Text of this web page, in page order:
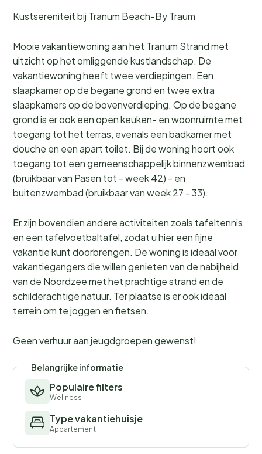
Kustsereniteit bij Tranum Beach-By Traum
Mooie vakantiewoning aan het Tranum Strand met
uitzicht op het omliggende kustlandschap. De
vakantiewoning heeft twee verdiepingen. Een
slaapkamer op de begane grond en twee extra
slaapkamers op de bovenverdieping. Op de begane
grond is er ook een open keuken- en woonruimte met
toegang tot het terras, evenals een badkamer met
douche en een apart toilet. Bij de woning hoort ook
toegang tot een gemeenschappelijk binnenzwembad
(bruikbaar van Pasen tot - week 42) - en
buitenzwembad (bruikbaar van week 27 - 33).
Er zijn bovendien andere activiteiten zoals tafeltennis
en een tafelvoetbaltafel, zodat u hier een fijne
vakantie kunt doorbrengen. De woning is ideaal voor
vakantiegangers die willen genieten van de nabijheid
van de Noordzee met het prachtige strand en de
schilderachtige natuur. Ter plaatse is er ook ideaal
terrein om te joggen en fietsen.
Geen verhuur aan jeugdgroepen gewenst!
Belangrijke informatie
Populaire filters
Wellness
Type vakantiehuisje
Appartement